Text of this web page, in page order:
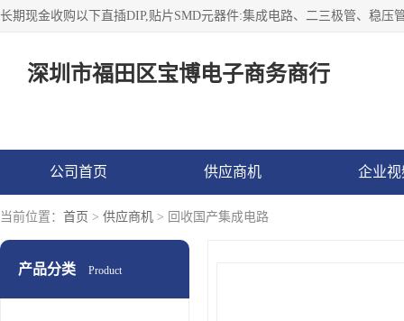
深圳市福田区宝博电子商务商行
公司首页 供应商机 企业视
当前位置： 首页 > 供应商机 > 回收国产集成电路
产品分类 Product